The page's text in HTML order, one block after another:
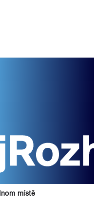
místě